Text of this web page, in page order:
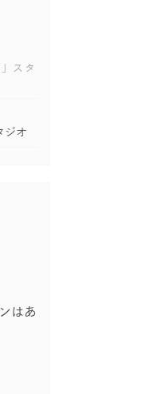
スタ
ジオ
はあ